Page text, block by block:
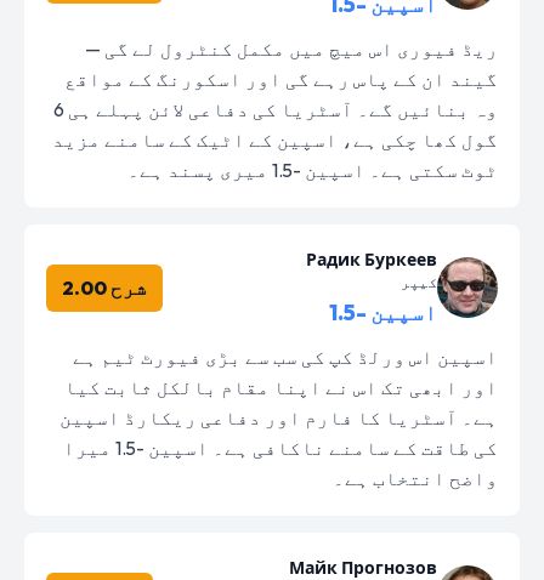
ریڈ فیوری اس میچ میں مکمل کنٹرول لے گی —
گیند ان کے پاس رہے گی اور اسکورنگ کے مواقع
وہ بنائیں گے۔ آسٹریا کی دفاعی لائن پہلے ہی 6
گول کھا چکی ہے، اسپین کے اٹیک کے سامنے مزید
ٹوٹ سکتی ہے۔ اسپین -1.5 میری پسند ہے۔
Радик Буркеев
کیپر
اسپین -1.5
شرح 2.00
اسپین اس ورلڈ کپ کی سب سے بڑی فیورٹ ٹیم ہے
اور ابھی تک اس نے اپنا مقام بالکل ثابت کیا
ہے۔ آسٹریا کا فارم اور دفاعی ریکارڈ اسپین
کی طاقت کے سامنے ناکافی ہے۔ اسپین -1.5 میرا
واضح انتخاب ہے۔
Майк Прогнозов